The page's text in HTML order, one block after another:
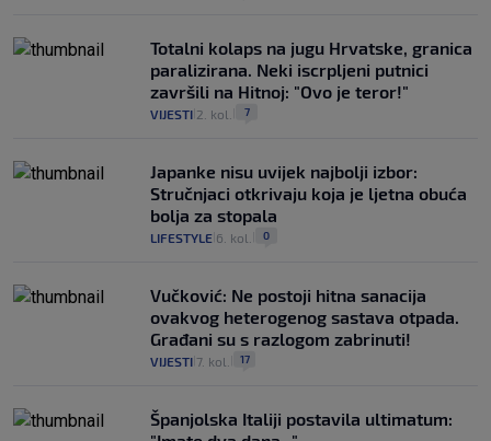
Totalni kolaps na jugu Hrvatske, granica
paralizirana. Neki iscrpljeni putnici
završili na Hitnoj: "Ovo je teror!"
VIJESTI 2. kol. 7
Japanke nisu uvijek najbolji izbor:
Stručnjaci otkrivaju koja je ljetna obuća
bolja za stopala
LIFESTYLE 6. kol. 0
Vučković: Ne postoji hitna sanacija
ovakvog heterogenog sastava otpada.
Građani su s razlogom zabrinuti!
VIJESTI 7. kol. 17
Španjolska Italiji postavila ultimatum: